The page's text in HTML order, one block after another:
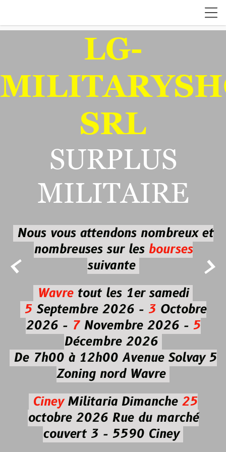
 
LG-
SRL
SURPLUS
MILITAIRE
Nous vous attendons nombreux et
nombreuses sur les bourses
suivante
Wavretout les 1er samedi
5Septembre 2026 - 3Octobre
2026 -7Novembre 2026 - 5
Décembre 2026
De 7h00 à 12h00 Avenue Solvay 5
Zoning nord Wavre
CineyMilitaria Dimanche 25
octobre 2026Rue du marché
couvert 3 - 5590 Ciney